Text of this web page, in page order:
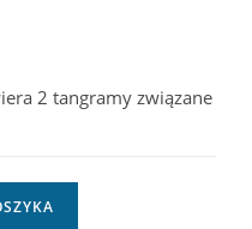
2 tangramy związane